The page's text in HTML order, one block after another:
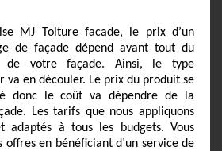
MJ Toiture facade, le prix d’un
de façade dépend avant tout du
de votre façade. Ainsi, le type
va en découler. Le prix du produit se
donc le coût va dépendre de la
Les tarifs que nous appliquons
adaptés à tous les budgets. Vous
offres en bénéficiant d’un service de